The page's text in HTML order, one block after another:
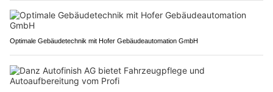
Optimale Gebäudetechnik mit Hofer Gebäudeautomation GmbH